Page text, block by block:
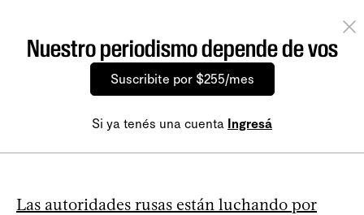
Nuestro periodismo depende de vos
Suscribite por $255/mes
Si ya tenés una cuenta Ingresá
Las autoridades rusas están luchando por